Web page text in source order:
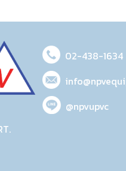
02-438-1634
@npvupvc